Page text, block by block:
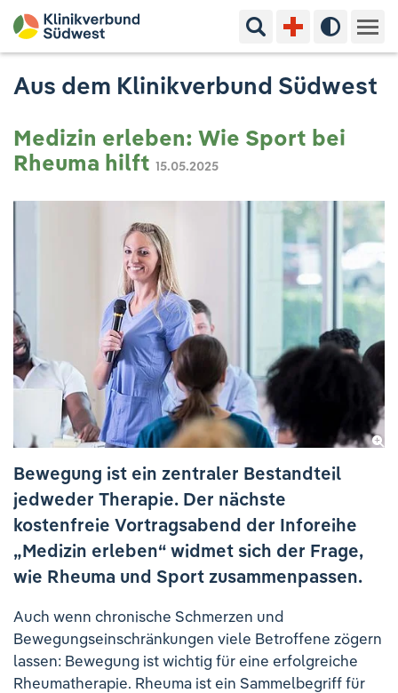
Suchbegriff eingeben
Hoher
Kliniken & Experten
Pflege & Beratung
Ausbildung & Studium
Der Klinikverbund Südwest
Standorte & Kontakt Aktuelles
Veranstaltungen
Ihre Meinung ist uns wichtig!
Aus dem Klinikverbund Südwest
Medizin erleben: Wie Sport bei
Rheuma hilft 15.05.2025
Bewegung ist ein zentraler Bestandteil
jedweder Therapie. Der nächste
kostenfreie Vortragsabend der Inforeihe
„Medizin erleben“ widmet sich der Frage,
wie Rheuma und Sport zusammenpassen.
Auch wenn chronische Schmerzen und
Bewegungseinschränkungen viele Betroffene zögern
lassen: Bewegung ist wichtig für eine erfolgreiche
Rheumatherapie. Rheuma ist ein Sammelbegriff für